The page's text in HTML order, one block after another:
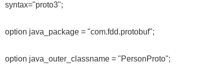
syntax="proto3";
option java_package = "com.fdd.protobuf";
option java_outer_classname = "PersonProto";